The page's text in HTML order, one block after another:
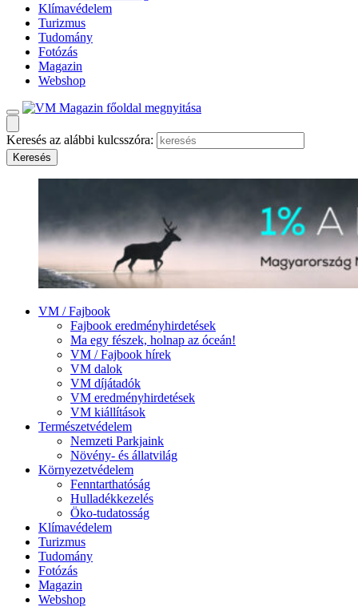
Klímavédelem
Turizmus
Tudomány
Fotózás
Magazin
Webshop
Keresés az alábbi kulcsszóra:
VM / Fajbook
Fajbook eredményhirdetések
Ma egy fészek, holnap az óceán!
VM / Fajbook hírek
VM dalok
VM díjátadók
VM eredményhirdetések
VM kiállítások
Természetvédelem
Nemzeti Parkjaink
Növény- és állatvilág
Környezetvédelem
Fenntarthatóság
Hulladékkezelés
Öko-tudatosság
Klímavédelem
Turizmus
Tudomány
Fotózás
Magazin
Webshop